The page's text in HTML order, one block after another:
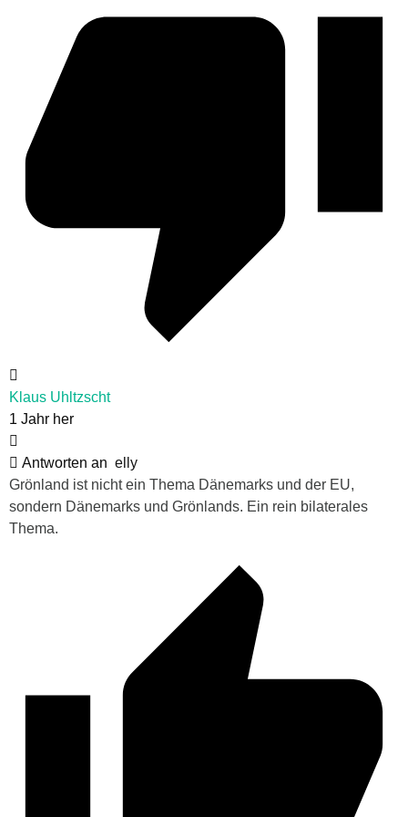
Klaus Uhltzscht
1 Jahr her
Antworten an elly
Grönland ist nicht ein Thema Dänemarks und der EU,
sondern Dänemarks und Grönlands. Ein rein bilaterales
Thema.